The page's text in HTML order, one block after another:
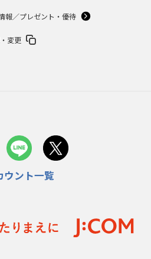
報／プレゼント・優待
変更
ウント一覧